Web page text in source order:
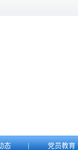
态 | 党员教育